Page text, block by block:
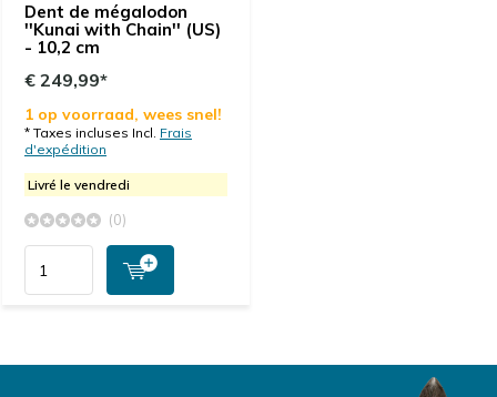
Dent de mégalodon
''Kunai with Chain'' (US)
- 10,2 cm
€ 249,99*
1 op voorraad, wees snel!
* Taxes incluses Incl. Frais
d'expédition
Livré le vendredi
(0)